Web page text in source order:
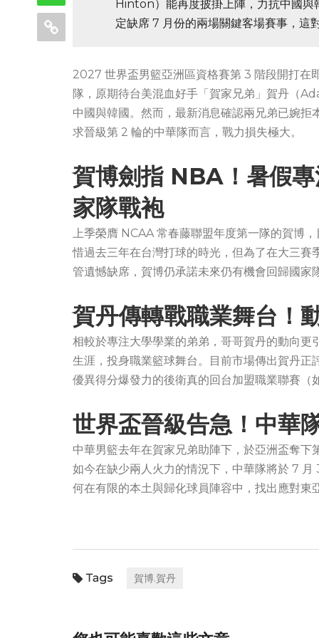
Hinton）能再度披掛上陣，力抗中國與
定缺席 7 月份的兩場關鍵客場賽事，這
2027 世界盃男籃亞洲區資格賽第 3 階段開打在
隊，原期待台美混血好手「賀家兄弟」賀丹（
中國與韓國。然而，最新消息確認兩兄弟已婉
求晉級第 2 輪的中華隊而言，戰力損失極大。
賀博劍指 NBA！暑假
家隊戰袍
上季榮膺 NCAA 常春藤聯盟年度第一隊的賀博
惜過去三年在台灣打球的時光，但為了在大三
管遺憾缺席，賀博仍承諾未來仍有機會回歸國
賀丹傳轉戰職業舞台！
相較於專注大學學業的弟弟，哥哥賀丹的動向
生涯，投身職業籃球舞台。目前市場傳出賀丹
優異得分爆發力的後衛真的回台加盟職業聯賽
世界盃晉級告急！中華
中華男籃去年在賀家兄弟助陣下，於亞洲盃奪
如今在缺少兩人火力的情況下，中華隊將於 7
何在有限的本土與歸化球員陣容中，找出應對
賀博.賀丹